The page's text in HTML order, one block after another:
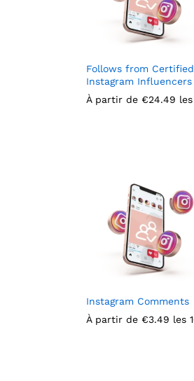
Follows from Certified
Instagram Influencers
À partir de €24.49 les
€24.49
Instagram Comments
À partir de €3.49 les
€3.49